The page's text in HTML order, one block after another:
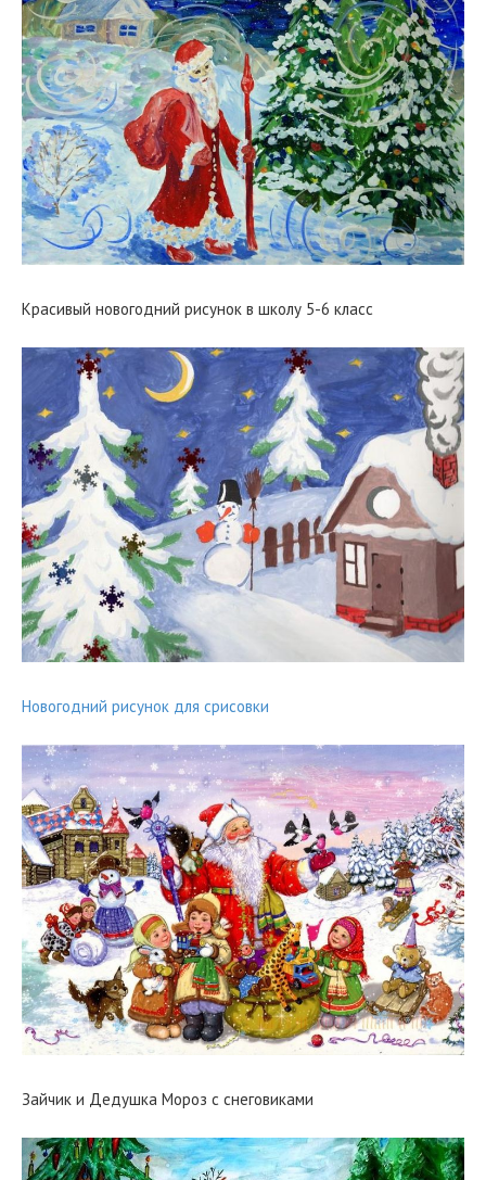
Красивый новогодний рисунок в школу 5-6 класс
Новогодний рисунок для срисовки
Зайчик и Дедушка Мороз с снеговиками